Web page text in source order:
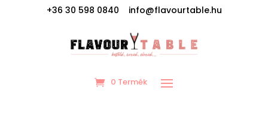
+36 30 598 0840 info@flavourtable.hu
0 Termék